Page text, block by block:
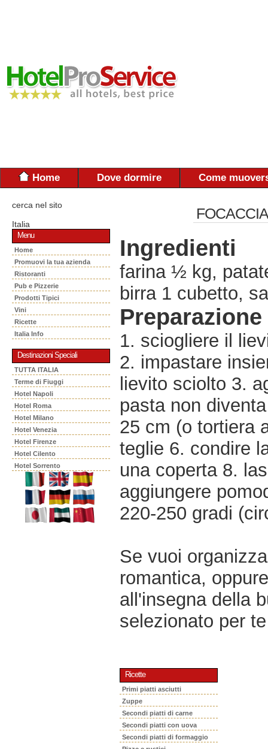
Home Dove dormire Come
cerca nel sito
Italia
Menu
Home
Promuovi la tua azienda
Ristoranti
Pub e Pizzerie
Prodotti Tipici
Vini
Ricette
Italia Info
Destinazioni Speciali
TUTTA ITALIA
Terme di Fiuggi
Hotel Napoli
Hotel Roma
Hotel Milano
Hotel Venezia
Hotel Firenze
Hotel Cilento
Hotel Sorrento
Ingredienti
farina ½ kg,
birra 1 cubetto,
Preparazione
1. sciogliere il
2. impastare
lievito sciolto 3.
pasta non
25 cm (o tortiera
teglie 6. condire
una coperta 8.
aggiungere
220-250 gradi
Se vuoi
romantica,
all'insegna della
selezionato per
Ricette
Primi piatti asciutti
Zuppe
Secondi piatti di carne
Secondi piatti con uova
Secondi piatti di formaggio